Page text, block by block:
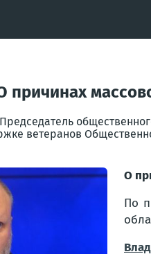
причинах
ветеранов
О
По